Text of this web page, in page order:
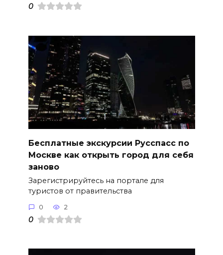
0
Бесплатные экскурсии Русспасс по
Москве как открыть город для себя
заново
Зарегистрируйтесь на портале для
туристов от правительства
0 2
0